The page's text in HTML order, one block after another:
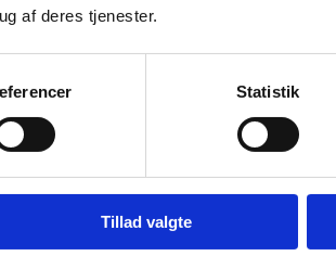
af deres tjenester.
Statistik
Tillad valgte